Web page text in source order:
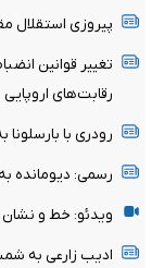
پیروزی استقلال
تغییر قوانین
رقابت‌های اروپایی
رودری با بارسلونا
رسمی: دیومانده
ویدئو: خط و نشان
ادیب زارعی به